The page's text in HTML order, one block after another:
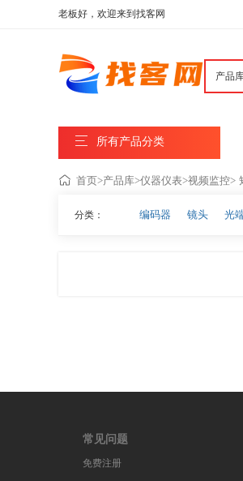
老板好，欢迎来到找客网
 所有产品分类
首页>产品库>仪器仪表>视频监控>
分类： 编码器 镜头 光
常见问题
免费注册